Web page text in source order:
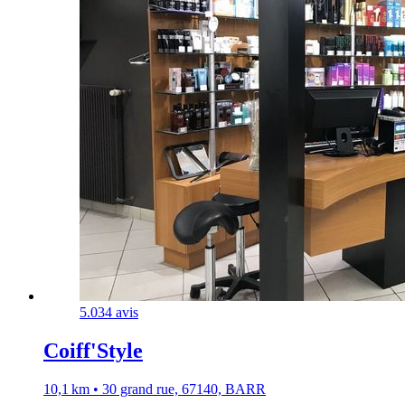
5.034 avis
Coiff'Style
10,1 km • 30 grand rue, 67140, BARR